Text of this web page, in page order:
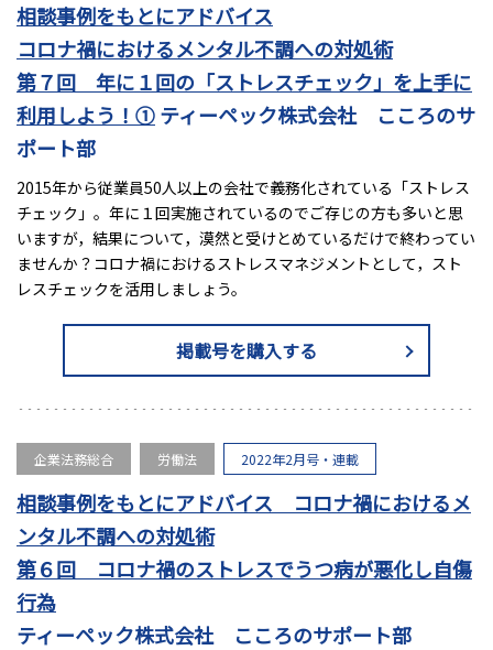
相談事例をもとにアドバイス
コロナ禍におけるメンタル不調への対処術
第７回 年に１回の「ストレスチェック」を上手に
利用しよう！①ティーペック株式会社 こころのサ
ポート部
2015年から従業員50人以上の会社で義務化されている「ストレス
チェック」。年に１回実施されているのでご存じの方も多いと思
いますが，結果について，漠然と受けとめているだけで終わってい
ませんか？コロナ禍におけるストレスマネジメントとして，スト
レスチェックを活用しましょう。
掲載号を購入する
企業法務総合 労働法 2022年2月号・連載
相談事例をもとにアドバイス コロナ禍におけるメ
ンタル不調への対処術
第６回 コロナ禍のストレスでうつ病が悪化し自傷
行為
ティーペック株式会社 こころのサポート部